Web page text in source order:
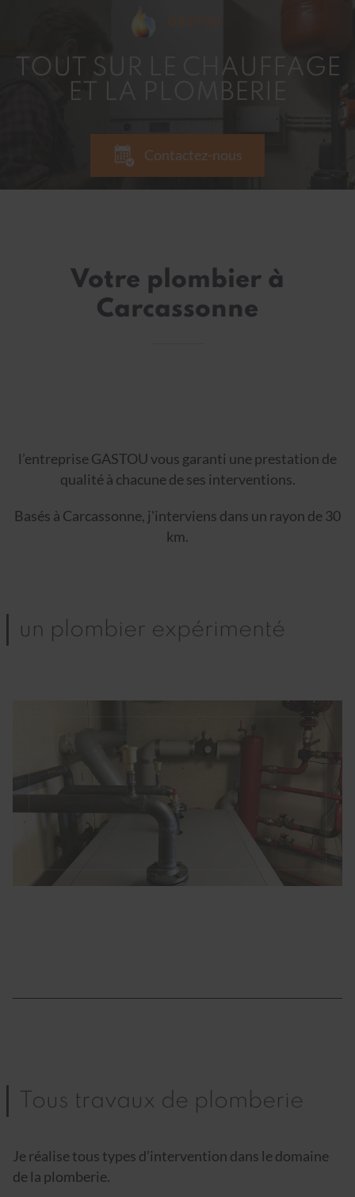
TOUT SUR LE CHAUFFAGE
ET LA PLOMBERIE
Contactez-nous
Votre plombier à
Carcassonne
l’entreprise GASTOU vous garanti une prestation de
qualité à chacune de ses interventions.
Basés à Carcassonne, j'interviens dans un rayon de 30
km.
un plombier expérimenté
Tous travaux de plomberie
Je réalise tous types d’intervention dans le domaine
de la plomberie.